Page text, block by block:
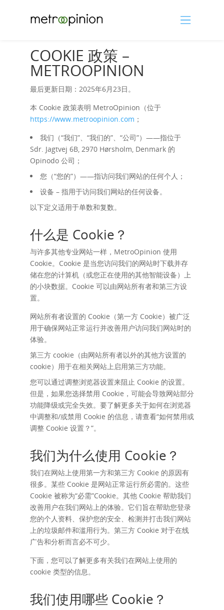
COOKIE 政策 –
METROOPINION
最后更新日期：2025年6月23日。
本 Cookie 政策表明 MetroOpinion（位于
https://www.metroopinion.com ；
我们（“我们”、“我们的”、“公司”）——指位于
Sdr. Jagtvej 6B, 2970 Hørsholm, Denmark 的
Opinodo 公司；
您（“您的”）——指访问我们网站的任何个人；
设备 – 指用于访问我们网站的任何设备。
以下定义适用于单数和复数。
什么是 Cookie？
与许多其他专业网站一样，MetroOpinion 使用
Cookie。Cookie 是当您访问我们的网站时下载并存
储在您的计算机（或您正在使用的其他智能设备）上
的小块数据。Cookie 可以由网站所有者和第三方设
置。
网站所有者设置的 Cookie（第一方 Cookie）被广泛
用于确保网站正常运行并改善用户访问我们网站时的
体验。
第三方 cookie（由网站所有者以外的其他方设置的
cookie）用于在相关网站上启用第三方功能。
您可以通过调整浏览器设置来阻止 Cookie 的设置。
但是，如果您选择禁用 Cookie，可能会导致网站部分
功能降级或完全失效。要了解更多关于如何在浏览器
中调整和/或禁用 Cookie 的信息，请查看“如何禁用或
调整 Cookie 设置？”。
我们为什么使用 Cookie？
我们在网站上使用第一方和第三方 Cookie 的原因有
很多。某些 Cookie 是网站正常运行所必需的。这些
Cookie 被称为“必需”Cookie。其他 Cookie 帮助我们
改善用户在我们网站上的体验。它们旨在帮助您登录
您的个人资料、保护您的安全、检测并打击我们网站
上的垃圾邮件和滥用行为。第三方 Cookie 对于在线
广告和分析而言必不可少。
下面，您可以了解更多有关我们在网站上使用的
cookie 类型的信息。
我们使用哪些 Cookie？